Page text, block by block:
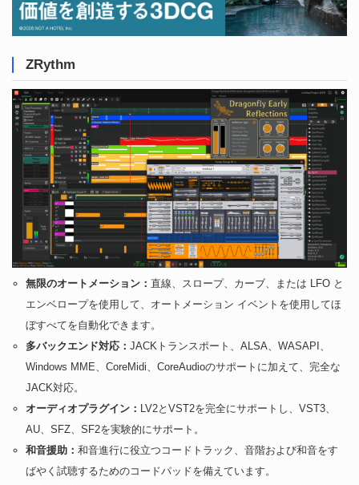
ZRythm
無限のオートメーション： 直線、スロープ、カーブ、または LFO と
エンベロープを使用して、オートメーション イベントを使用してほ
ぼすべてを自動化できます。
多バックエンド対応： JACKトランスポート、ALSA、WASAPI、
Windows MME、CoreMidi、CoreAudioのサポートに加えて、完全な
JACK対応。
オーディオプラグイン： LV2とVST2を完全にサポートし、VST3、
AU、SFZ、SF2を実験的にサポート。
和音援助： 和音進行に役立つコードトラック、音階および和音をす
ばやく試聴するためのコードパッドを備えています。